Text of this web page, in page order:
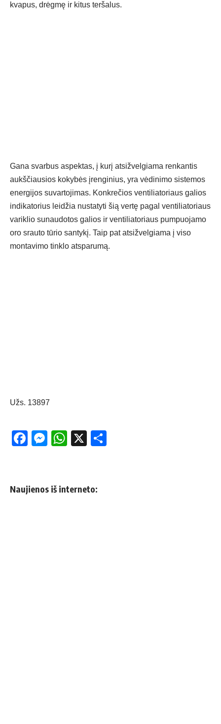
kvapus, drėgmę ir kitus teršalus.
Gana svarbus aspektas, į kurį atsižvelgiama renkantis
aukščiausios kokybės įrenginius, yra vėdinimo sistemos
energijos suvartojimas. Konkrečios ventiliatoriaus galios
indikatorius leidžia nustatyti šią vertę pagal ventiliatoriaus
variklio sunaudotos galios ir ventiliatoriaus pumpuojamo
oro srauto tūrio santykį. Taip pat atsižvelgiama į viso
montavimo tinklo atsparumą.
Užs. 13897
Facebook
Messenger
WhatsApp
X
Naujienos iš interneto: